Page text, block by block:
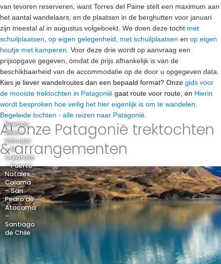
van tevoren reserveren, want Torres del Paine stelt een maximum aan
het aantal wandelaars, en de plaatsen in de berghutten voor januari
zijn meestal al in augustus volgeboekt. We doen deze tocht met
schuilplaatsen op eigen gelegenheid, met schuilplaatsen en op eigen
houtje met kamperen . Voor deze drie wordt op aanvraag een
prijsopgave gegeven, omdat de prijs afhankelijk is van de
beschikbaarheid van de accommodatie op de door u opgegeven data.
Kies je liever wandelroutes dan een bepaald format? Onze gids voor
de mooiste trektochten in Patagonië gaat route voor route, en Hierin
wordt besproken hoe veilig het hier eigenlijk is om te wandelen
Begeleide tochten · alle reizen naar Patagonië
Al onze Patagonië trektochten
& arrangementen
Buenos
Aires –
Ushuaia
– El
Calafate
– Puerto
Natales –
Calama
– San
Pedro de
Atacama
–
Santiago
de Chile